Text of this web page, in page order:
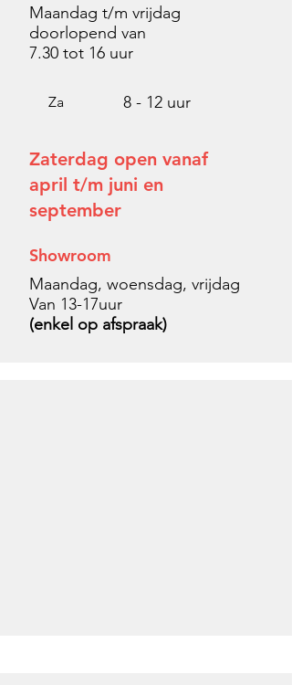
Maandag t/m vrijdag
doorlopend van
7.30 tot 16 uur
Za 8 - 12 uur
Zaterdag open vanaf
april t/m juni en
september
Showroom
Maandag, woensdag, vrijdag
Van 13-17uur
(enkel op afspraak)